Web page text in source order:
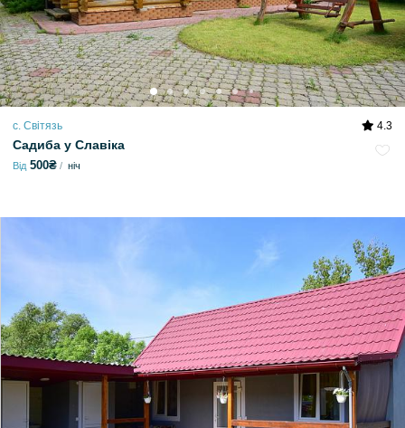
с. Світязь 4.3
Садиба у Славіка
Від 500₴ ніч